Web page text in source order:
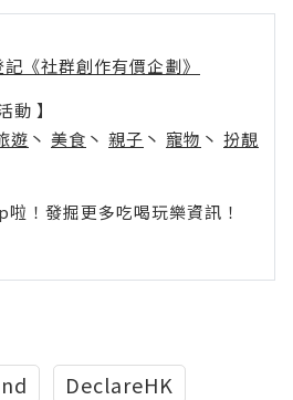
記《社群創作有價企劃》
動 】
遊 丶 美食 丶 親子 丶 寵物 丶 扮靚
！發掘更多吃喝玩樂資訊！
DeclareHK